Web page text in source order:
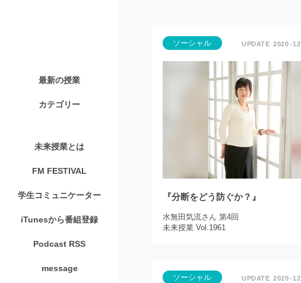
最新の授業
カテゴリー
未来授業とは
FM FESTIVAL
学生コミュニケーター
iTunesから番組登録
Podcast RSS
message
ソーシャル 2020 12
『分断をどう防ぐか？』
水無田気流さん 第4回
未来授業 Vol.1961
ソーシャル 2020 12